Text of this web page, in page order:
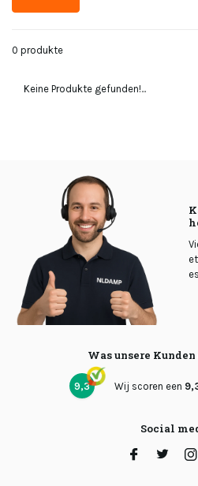
0 produkte
Keine Produkte gefunden!...
Was unsere
9,3 Wij scoren een
Social